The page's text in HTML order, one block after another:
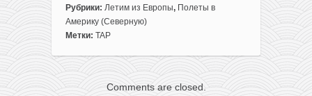
записи
TAP
Portugal:
в
Рубрики: Летим из Европы, Полеты в
Америку (Северную)
Метки: TAP
Comments are closed.